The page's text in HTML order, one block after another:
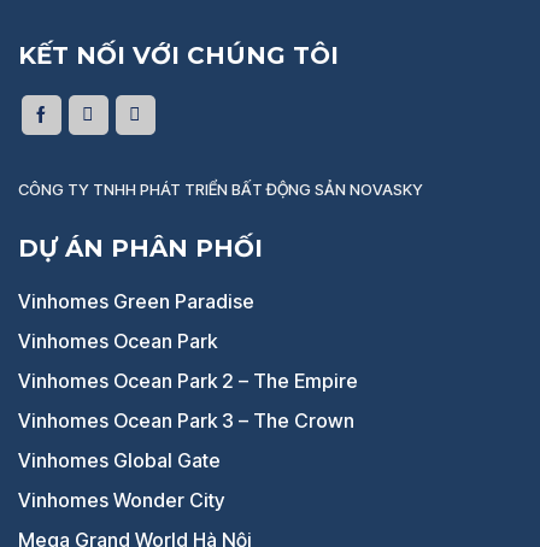
KẾT NỐI VỚI CHÚNG TÔI
CÔNG TY TNHH PHÁT TRIỂN BẤT ĐỘNG SẢN NOVASKY
DỰ ÁN PHÂN PHỐI
Vinhomes Green Paradise
Vinhomes Ocean Park
Vinhomes Ocean Park 2 – The Empire
Vinhomes Ocean Park 3 – The Crown
Vinhomes Global Gate
Vinhomes Wonder City
Mega Grand World Hà Nội